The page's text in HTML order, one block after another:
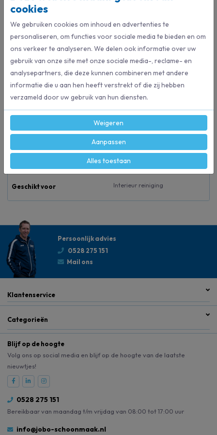
product is ook effectief in koud water en dermatologisch getest.
Specificaties
Artikelnummer 10093
EAN 4011200543903
Merk Ajax
Geschikt voor Interieur reiniging
Persoonlijk advies
0528 275 151
Mail ons
Klantenservice
Categorieën
Blijf op de hoogte
Volg ons op social media en blijf op de hoogte van de laatste
nieuwtjes!
0528 275 151
Bereikbaar van maandag t/m vrijdag van 08:00 tot 17:00 uur
info@jobo-schoonmaak.nl
cookies
We gebruiken cookies om inhoud en advertenties te
personaliseren, om functies voor sociale media te bieden en om
ons verkeer te analyseren. We delen ook informatie over uw
gebruik van onze site met onze sociale media-, reclame- en
analysepartners, die deze kunnen combineren met andere
informatie die u aan hen heeft verstrekt of die zij hebben
verzameld door uw gebruik van hun diensten.
Weigeren
Aanpassen
Alles toestaan